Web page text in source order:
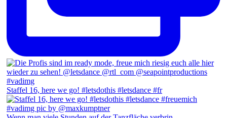
Staffel 16, here we go! #letsdothis #letsdance #fr